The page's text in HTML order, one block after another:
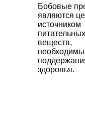
Бобовые
являются
источником
питательных
веществ,
здоровья.